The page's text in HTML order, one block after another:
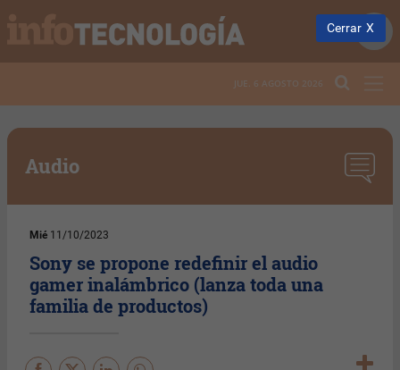
JUE. 6 AGOSTO 2026
Audio
Mié 11/10/2023
Sony se propone redefinir el audio
gamer inalámbrico (lanza toda una
familia de productos)
Cerrar